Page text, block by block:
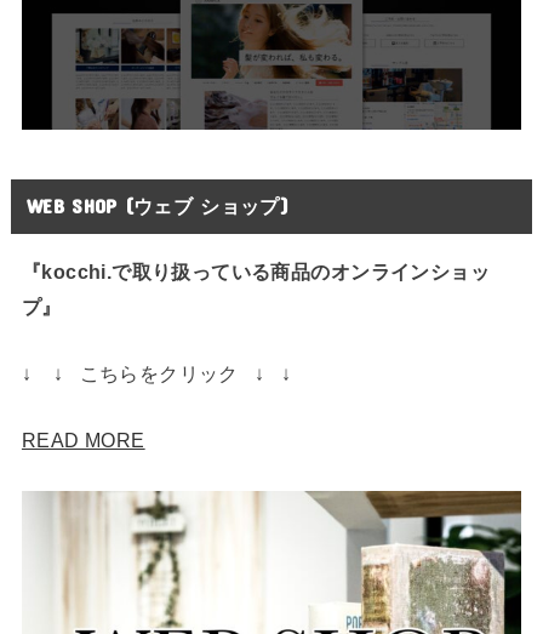
WEB SHOP (ウェブ ショップ)
『kocchi.で取り扱っている商品のオンラインショッ
プ』
↓ ↓ こちらをクリック ↓ ↓
READ MORE